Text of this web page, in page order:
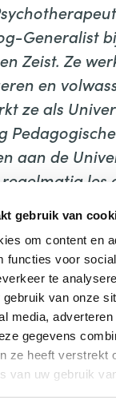
gebruik van
om content en
functies voor
te
van onze
media,
gegevens
ze heeft verstrekt
van uw gebruik
Generalist
Zeist. Ze
en
ze als
Pedagogische
aan de
les
te
overlijden
is schrijver en
het
Liv, over de
twee